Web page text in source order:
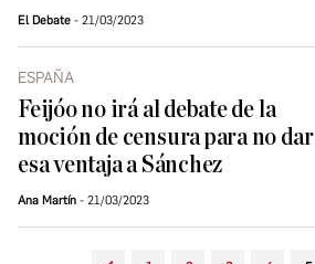
El Debate 21/03/2023
ESPAÑA
Feijóo no irá al debate de la
moción de censura para no dar
esa ventaja a Sánchez
Ana Martín 21/03/2023